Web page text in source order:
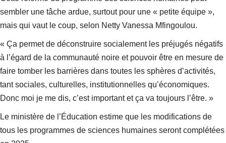
sembler une tâche ardue, surtout pour une « petite équipe »,
mais qui vaut le coup, selon Netty Vanessa Mfingoulou.
« Ça permet de déconstruire socialement les préjugés négatifs
à l’égard de la communauté noire et pouvoir être en mesure de
faire tomber les barrières dans toutes les sphères d’activités,
tant sociales, culturelles, institutionnelles qu’économiques.
Donc moi je me dis, c’est important et ça va toujours l’être. »
Le ministère de l’Éducation estime que les modifications de
tous les programmes de sciences humaines seront complétées